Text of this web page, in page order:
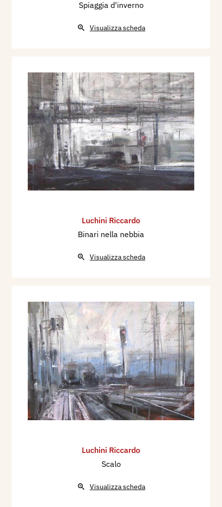
Spiaggia d'inverno
Visualizza scheda
Luchini Riccardo
Binari nella nebbia
Visualizza scheda
Luchini Riccardo
Scalo
Visualizza scheda